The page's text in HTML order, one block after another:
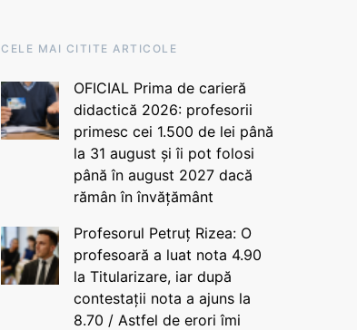
CELE MAI CITITE ARTICOLE
OFICIAL Prima de carieră
didactică 2026: profesorii
primesc cei 1.500 de lei până
la 31 august și îi pot folosi
până în august 2027 dacă
rămân în învățământ
Profesorul Petruț Rizea: O
profesoară a luat nota 4.90
la Titularizare, iar după
contestații nota a ajuns la
8.70 / Astfel de erori îmi